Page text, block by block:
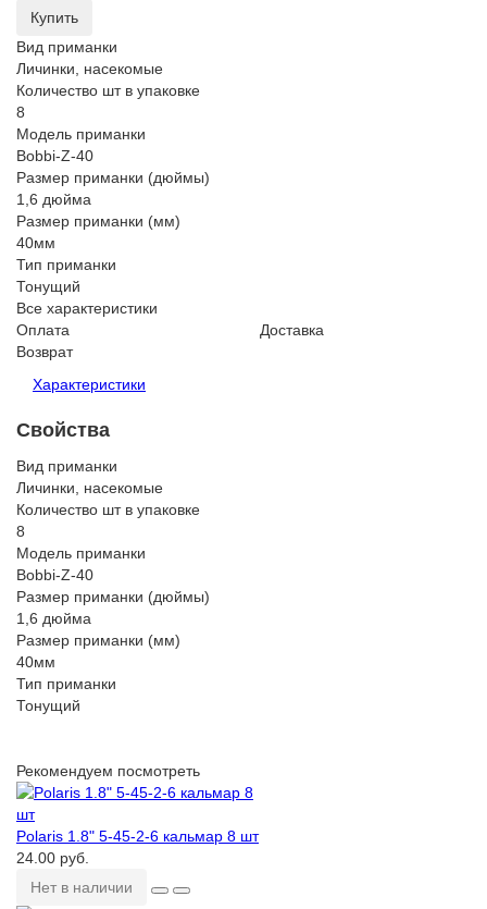
Купить
Вид приманки
Личинки, насекомые
Количество шт в упаковке
8
Модель приманки
Bobbi-Z-40
Размер приманки (дюймы)
1,6 дюйма
Размер приманки (мм)
40мм
Тип приманки
Тонущий
Все характеристики
Оплата
Доставка
Возврат
Характеристики
Свойства
Вид приманки
Личинки, насекомые
Количество шт в упаковке
8
Модель приманки
Bobbi-Z-40
Размер приманки (дюймы)
1,6 дюйма
Размер приманки (мм)
40мм
Тип приманки
Тонущий
Рекомендуем посмотреть
Polaris 1.8ʺ 5-45-2-6 кальмар 8 шт
24.00 руб.
Нет в наличии